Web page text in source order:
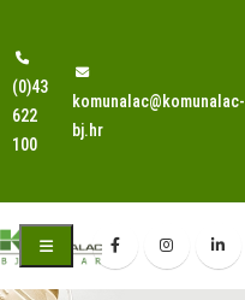
(0)43
622
100
komunalac@komunalac-
bj.hr